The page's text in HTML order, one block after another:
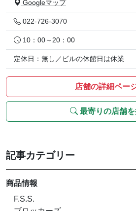
Googleマップ
022-726-3070
10：00～20：00
定休日：無し／ビルの休館日は休業
店舗の詳細ペー
最寄りの店舗
記事カテゴリー
商品情報
F.S.S.